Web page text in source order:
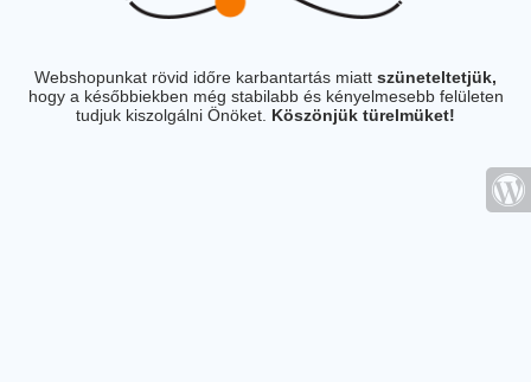
Webshopunkat rövid időre karbantartás miatt szüneteltetjük,
hogy a későbbiekben még stabilabb és kényelmesebb felületen
tudjuk kiszolgálni Önöket. Köszönjük türelmüket!